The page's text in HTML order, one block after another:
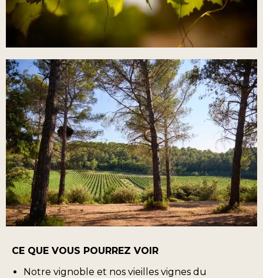
CE QUE VOUS POURREZ VOIR
Notre vignoble et nos vieilles vignes du